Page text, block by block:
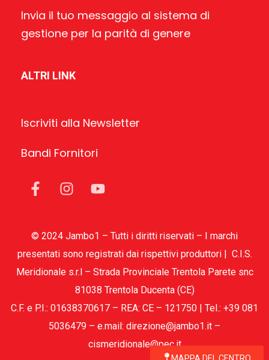
MAPPA DEL CENTRO
Invia il tuo messaggio al sistema di
gestione per la parità di genere
ALTRI LINK
Iscriviti alla Newsletter
Bandi Fornitori
© 2024 Jambo1 – Tutti i diritti riservati – I marchi
presentati sono registrati dai rispettivi produttori | C.I.S.
Meridionale s.r.l – Strada Provinciale Trentola Parete snc
81038 Trentola Ducenta (CE)
C.F. e P.I.: 01638370617 – REA: CE – 121750 | Tel.: +39 081
5036479 – e.mail: direzione@jambo1.it –
cismeridionale@pec.it